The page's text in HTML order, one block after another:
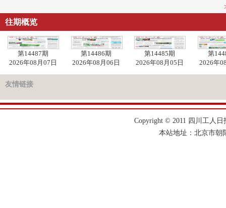
往期概览
第14487期
2026年08月07日
第14486期
2026年08月06日
第14485期
2026年08月05日
第
2026年
友情链接
Copyright © 2011 四川工人
本站地址：北京市